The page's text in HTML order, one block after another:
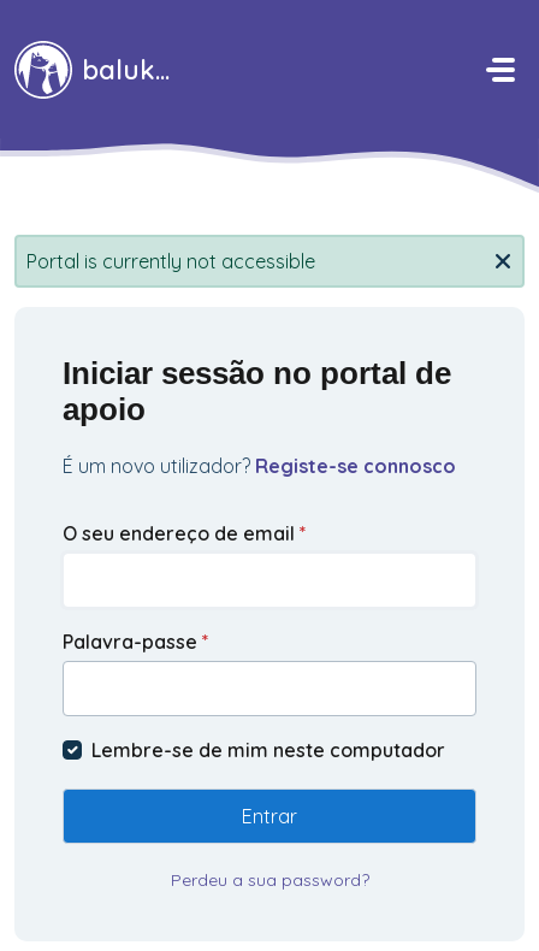
baluka
Portal is currently not accessible
Iniciar sessão no portal de
apoio
É um novo utilizador? Registe-se connosco
O seu endereço de email *
Palavra-passe *
Lembre-se de mim neste computador
Entrar
Perdeu a sua password?